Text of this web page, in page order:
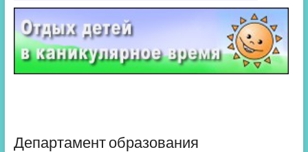
Департамент образования